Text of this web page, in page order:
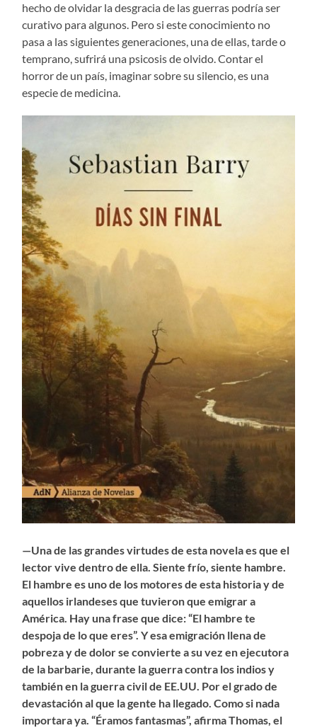
hecho de olvidar la desgracia de las guerras podría ser
curativo para algunos. Pero si este conocimiento no
pasa a las siguientes generaciones, una de ellas, tarde o
temprano, sufrirá una psicosis de olvido. Contar el
horror de un país, imaginar sobre su silencio, es una
especie de medicina.
—Una de las grandes virtudes de esta novela es que el
lector vive dentro de ella. Siente frío, siente hambre.
El hambre es uno de los motores de esta historia y de
aquellos irlandeses que tuvieron que emigrar a
América. Hay una frase que dice: “El hambre te
despoja de lo que eres”. Y esa emigración llena de
pobreza y de dolor se convierte a su vez en ejecutora
de la barbarie, durante la guerra contra los indios y
también en la guerra civil de EE.UU. Por el grado de
devastación al que la gente ha llegado. Como si nada
importara ya. “Éramos fantasmas”, afirma Thomas, el